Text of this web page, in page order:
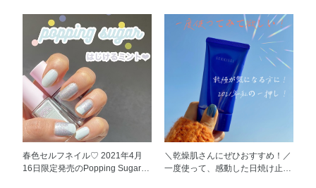
③発色が良いのにぼかしやすい！
肌に密着してくれてグラデーシ
ョンがとても作りやすくので、
海外コスメ初心者でも心配なく
使用いただけます。 ぜひ、一度
お試しください。
下の写真は洗顔後、スキンケア前
の状態です。 汚れをすっきり落
としたのに、つっぱり感はゼロ
で、肌はモチモチです。 肌が乾
燥しやすい方、また時短でスキン
ケアを済ませたい方にぜひおすす
めの一品です！
ばすだけでオッケーです！ 手も
汚れずに絶品肌に仕上がります★
ひんやりベースメイクに興味があ
る皆様ぜひ一度お試しください！
※限定品のため、在庫がなくなり
次第、販売終了となります。
馴染みの良いカラーです！ 落ち
着いたシックなトーンで、最初は
秋っぽく見えるかもしれないです
が、実際に塗ってみるとすごく透
明感があってシーンを問わず使え
るカラーです。 ※2枚目の写真は
トップコートを塗っていない状態
の仕上がりです！ 選んだ3色とも
すごく好きですが、一番のお気に
入りはBE391です！ ライトベー
ジュで、夏のフットネイルにもと
てもおすすめです！！！ Nail
個人的には好きなポイントを4つ
ご紹介します！ ①とにかく使用
感は最高に気持ちいい！ 生地が
柔らかくて、肌を守ってくれるよ
うな感じがします。 皆さんマス
クを付けて話す時に、息苦しくて
マスクを触ってしまう、ちょっと
喋ったらマスクが落ちてしまうこ
とはありませんか？ このマスク
は大きめですが、形がしっかりし
ているので、いっぱい喋ってもマ
スクが動かないし、 息苦しい感
春色セルフネイル♡ 2021年4月
16日限定発売のPopping Sugarの
＼乾燥肌さんにぜひおすすめ！／
一度使って、感動した日焼け止め